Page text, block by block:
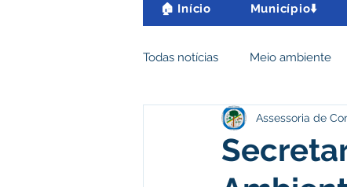
🏠 Início Município⬇️
Todas notícias Meio ambiente
Clima e Meio Ambiente
Desenvolvimento
Assessoria de